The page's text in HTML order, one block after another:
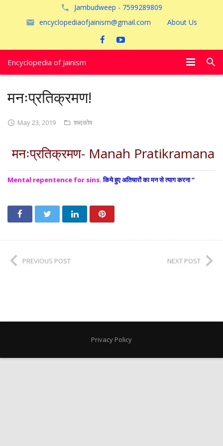
Jambudweep - 7599289809
encyclopediaofjainism@gmail.com
About Us
Encyclopedia of Jainism
अयोध्या
मनःप्रतिक्रमण!
May 23, 2019 शब्दकोष
मनःप्रतिक्रमण- Manah Pratikramana
Mental repentence for sins.किये हुए अतिचारों का मन से त्याग करना “
PREVIOUS POST NEXT POST
Privacy Policy